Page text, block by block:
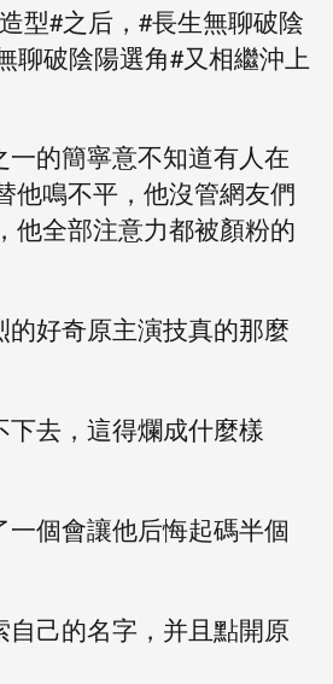
型#之后，#長生無聊破陰
聊破陰陽選角#又相繼沖上
一的簡寧意不知道有人在
他鳴不平，他沒管網友們
他全部注意力都被顏粉的
的好奇原主演技真的那麼
下去，這得爛成什麼樣
一個會讓他后悔起碼半個
自己的名字，并且點開原